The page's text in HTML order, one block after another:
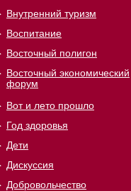
Внутренний туризм
Воспитание
Восточный полигон
Восточный экономический
форум
Вот и лето прошло
Год здоровья
Дети
Дискуссия
Добровольчество